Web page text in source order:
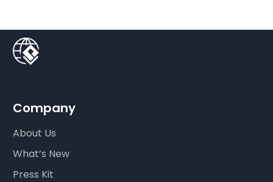
Company
About Us
What’s New
Press Kit